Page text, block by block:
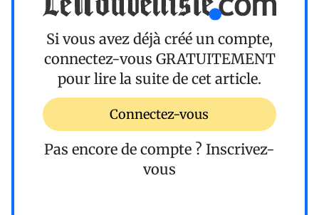
Si vous avez déjà créé un compte,
connectez-vous GRATUITEMENT
pour lire la suite de cet article.
Connectez-vous
Pas encore de compte ? Inscrivez-
vous